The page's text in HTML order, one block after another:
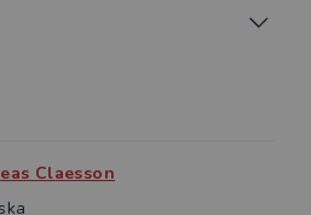
och vill förebygga
vattenlivräddning i en
Claesson